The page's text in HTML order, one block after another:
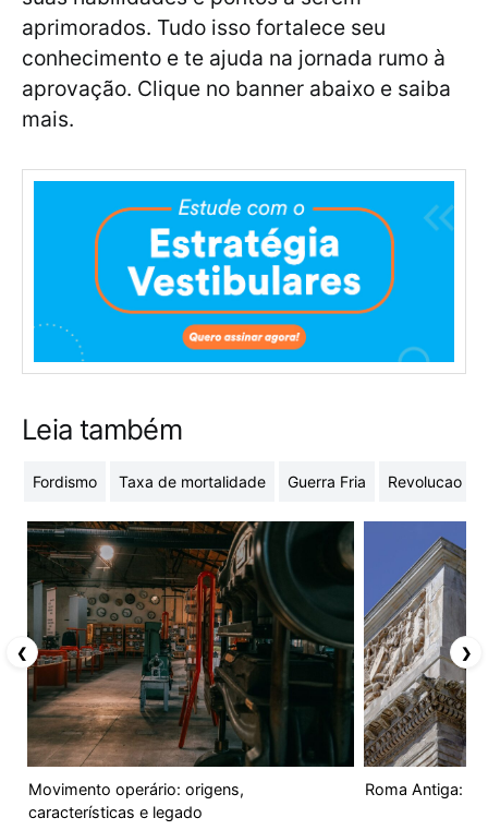
aprimorados. Tudo isso fortalece seu
conhecimento e te ajuda na jornada rumo à
aprovação. Clique no banner abaixo e saiba
mais.
Leia também
Fordismo Taxa de mortalidade Guerra Fria Revolucao
Movimento operário: origens,
características e legado
Roma Antiga:
❮ ❯